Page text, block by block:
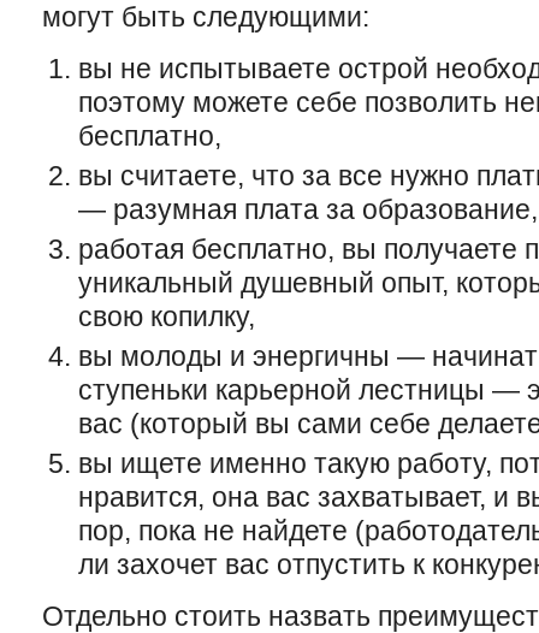
могут быть следующими:
вы не испытываете острой
поэтому можете себе позволить
бесплатно,
вы считаете, что за все нужно
— разумная плата за образование,
работая бесплатно, вы получаете
уникальный душевный опыт,
свою копилку,
вы молоды и энергичны —
ступеньки карьерной лестницы —
вас (который вы сами себе
вы ищете именно такую работу,
нравится, она вас захватывает, и
пор, пока не найдете
ли захочет вас отпустить к
Отдельно стоить назвать